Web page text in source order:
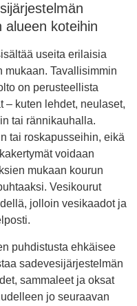
alueen koteihin
useita erilaisia
mukaan. Tavallisimmin
on perusteellista
– kuten lehdet, neulaset,
tai rännikauhalla.
tai roskapusseihin, eikä
voidaan
mukaan kourun
Vesikourut
jolloin vesikaadot ja
puhdistusta ehkäisee
sadevesijärjestelmän
sammaleet ja oksat
jo seuraavan